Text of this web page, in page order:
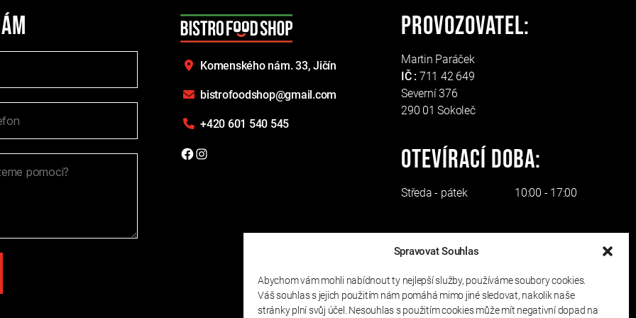
Spravovat Souhlas
Abychom vám mohli nabídnout ty nejlepší služby, používáme soubory cookies.
Váš souhlas s jejich použitím nám pomáhá mimo jiné sledovat, nakolik naše
stránky plní svůj účel. Nesouhlas s použitím cookies může mít negativní dopad na
Komenského nám. 33,Jičín
bistrofoodshop@gmail.com
+420 601 540 545
Facebook
Instagram
Provozovatel:
Martin Paráček
IČ : 711 42 649
Severní 376
290 01 Sokoleč
Otevírací doba:
Středa - pátek 10:00 - 17:00